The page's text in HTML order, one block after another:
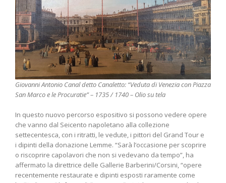
Giovanni Antonio Canal detto Canaletto: “Veduta di Venezia con Piazza
San Marco e le Procuratie” – 1735 / 1740 – Olio su tela
In questo nuovo percorso espositivo si possono vedere opere
che vanno dal Seicento napoletano alla collezione
settecentesca, con i ritratti, le vedute, i pittori del Grand Tour e
i dipinti della donazione Lemme. “Sarà l’occasione per scoprire
o riscoprire capolavori che non si vedevano da tempo”, ha
affermato la direttrice delle Gallerie Barberini/Corsini, “opere
recentemente restaurate e dipinti esposti raramente come